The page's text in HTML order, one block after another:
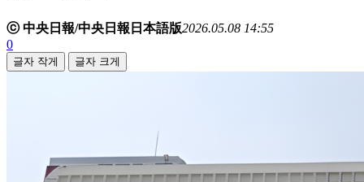
ⓒ 中央日報/中央日報日本語版2026.05.08 14:55
0
글자 작게 글자 크게